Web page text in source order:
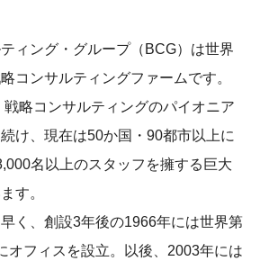
ィング・グループ（BCG）は世界
コンサルティングファームです。
略コンサルティングのパイオニア
け、現在は50か国・90都市以上に
名以上のスタッフを擁する巨大
す。
く、創設3年後の1966年には世界第
オフィスを設立。以後、2003年には